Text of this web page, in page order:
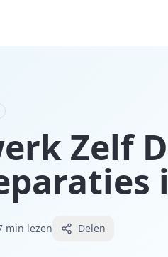
Zelf
min lezen Delen